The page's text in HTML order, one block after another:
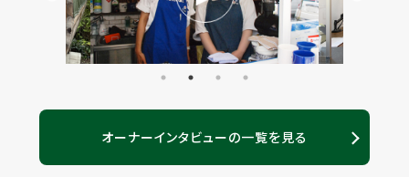
オーナーインタビューの一覧を見る